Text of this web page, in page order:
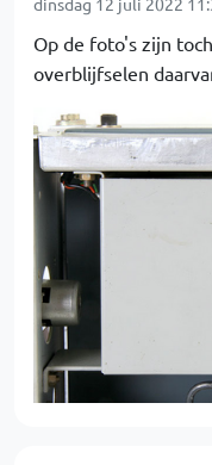
Op de foto's zijn
overblijfselen